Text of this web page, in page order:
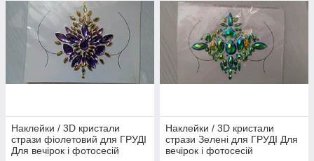
Наклейки / 3D кристали
стрази фіолетовий для ГРУДІ
Для вечірок і фотосесій
Наклейки / 3D кристали
стрази Зелені для ГРУДІ Для
вечірок і фотосесій